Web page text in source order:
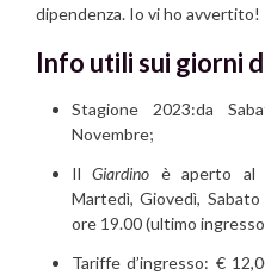
dipendenza. Io vi ho avvertito!
Info utili sui giorni
Stagione 2023:da
Novembre;
IlGiardino è aperto al
Martedì, Giovedì,
ore 19.00 (ultimo
Tariffe d’ingresso: €